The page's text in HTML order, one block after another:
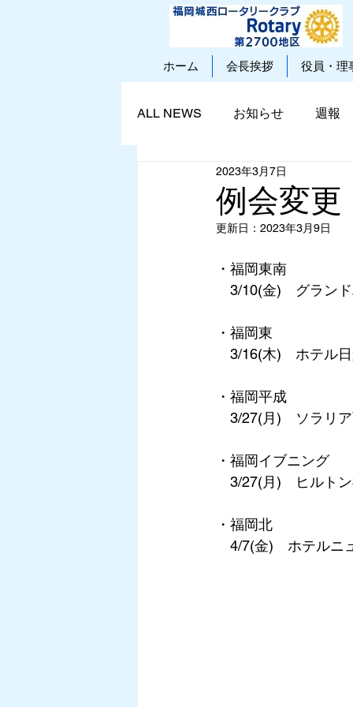
ホーム 会長挨拶 役員・理
ALL NEWS お知らせ 週報
例会変更
2023年3月7日
更新日： 2023年3月9日
・福岡東南
3/10(金)　グラン
・福岡東
3/16(木)　ホテル
・福岡平成
3/27(月)　ソラリ
・福岡イブニング
3/27(月)　ヒルト
・福岡北
4/7(金)　ホテルニ